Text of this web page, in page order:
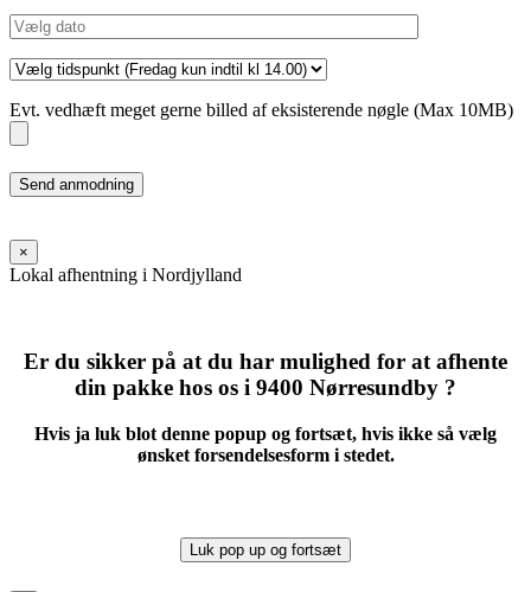
Evt. vedhæft meget gerne billed af eksisterende nøgle (Max 10MB)
Please
leave
field
empty.
×
Lokal afhentning i Nordjylland
Er du sikker på at du har mulighed for at afhente
din pakke hos os i 9400 Nørresundby ?
Hvis ja luk blot denne popup og fortsæt, hvis ikke så vælg
ønsket forsendelsesform i stedet.
Luk pop up og fortsæt